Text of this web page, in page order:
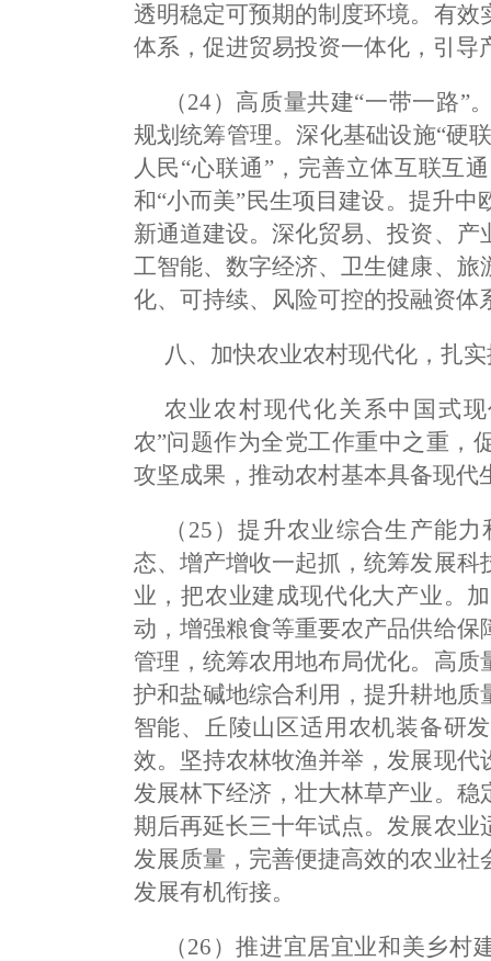
透明稳定可预期的制度环境。有
体系，促进贸易投资一体化，引
（24）高质量共建“一带一路
规划统筹管理。深化基础设施“硬
人民“心联通”，完善立体互联互
和“小而美”民生项目建设。提升
新通道建设。深化贸易、投资、
工智能、数字经济、卫生健康、
化、可持续、风险可控的投融资体
八、加快农业农村现代化，扎
农业农村现代化关系中国式
农”问题作为全党工作重中之重，
攻坚成果，推动农村基本具备现代
（25）提升农业综合生产能
态、增产增收一起抓，统筹发展
业，把农业建成现代化大产业。
动，增强粮食等重要农产品供给
管理，统筹农用地布局优化。高
护和盐碱地综合利用，提升耕地
智能、丘陵山区适用农机装备研
效。坚持农林牧渔并举，发展现
发展林下经济，壮大林草产业。
期后再延长三十年试点。发展农
发展质量，完善便捷高效的农业
发展有机衔接。
（26）推进宜居宜业和美乡村